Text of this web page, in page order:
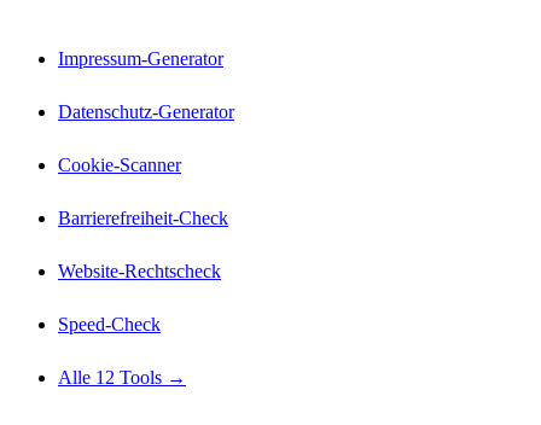
Impressum-Generator
Datenschutz-Generator
Cookie-Scanner
Barrierefreiheit-Check
Website-Rechtscheck
Speed-Check
Alle 12 Tools →